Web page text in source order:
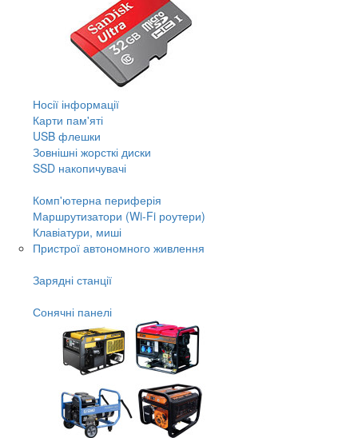
Носії інформації
Карти пам'яті
USB флешки
Зовнішні жорсткі диски
SSD накопичувачі
Комп'ютерна периферія
Маршрутизатори (Wi-Fi роутери)
Клавіатури, миші
Пристрої автономного живлення
Зарядні станції
Сонячні панелі